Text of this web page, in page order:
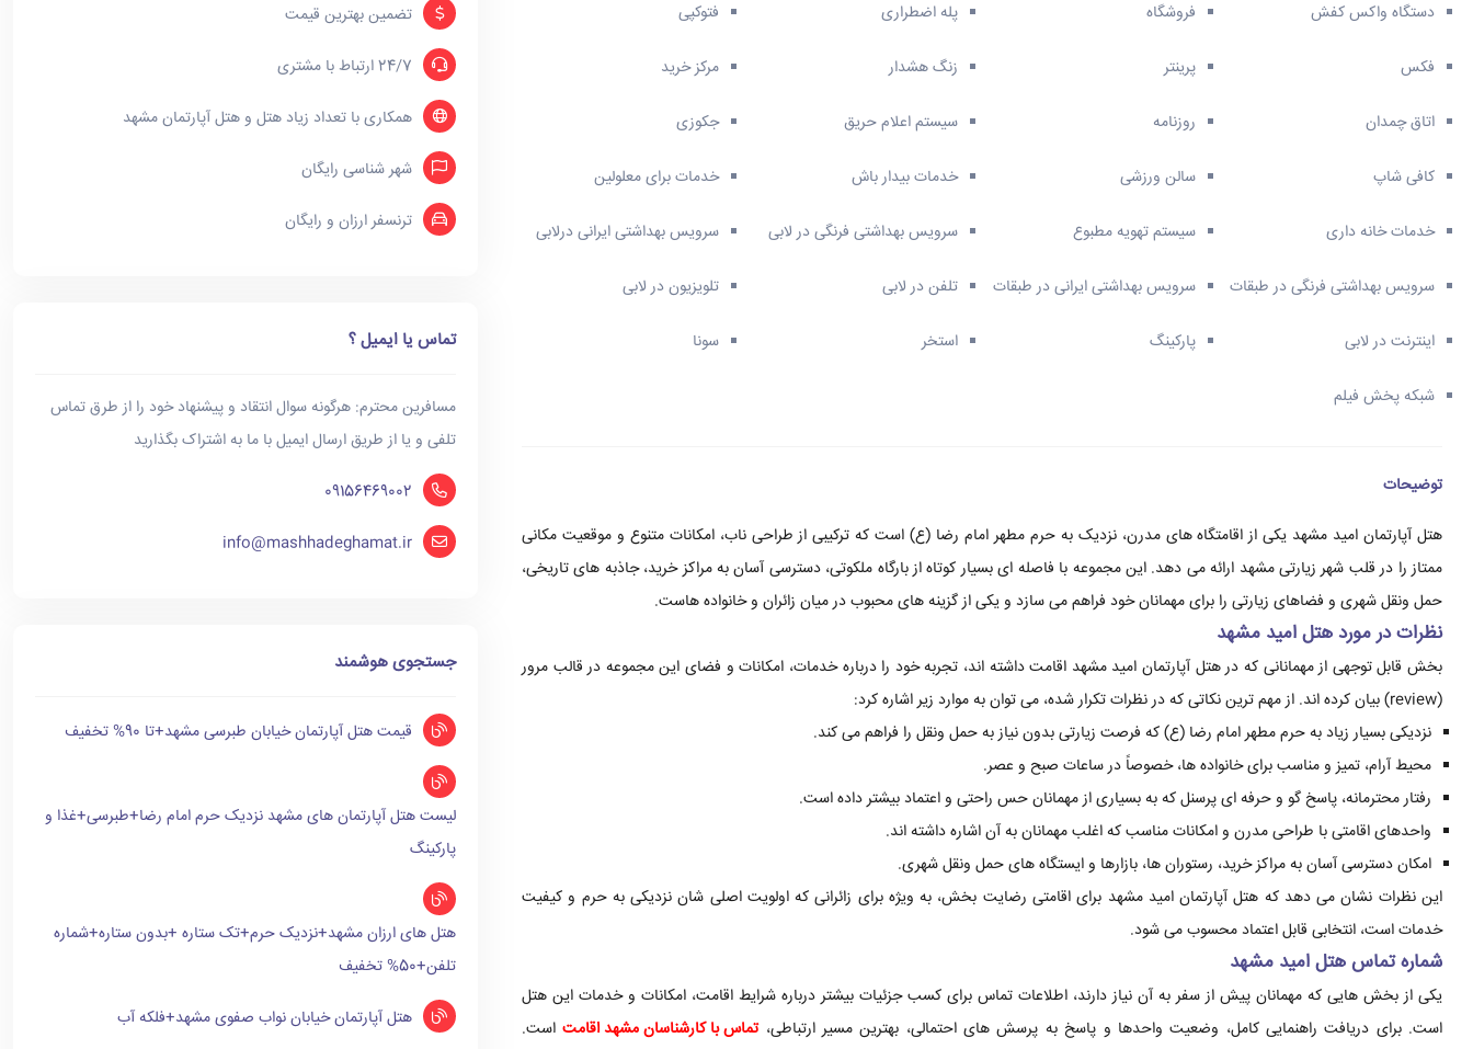
دستگاه واکس کفش فروشگاه پله اضطراری فتوکپی
فکس پرینتر زنگ هشدار مرکز خرید
اتاق چمدان روزنامه سیستم اعلام حریق جکوزی
کافی شاپ سالن ورزشی خدمات بیدار باش خدمات برای معلولین
خدمات خانه داری سیستم تهویه مطبوع سرویس بهداشتی فرنگی در لابی سرویس بهداشتی ایرانی درلابی
سرویس بهداشتی فرنگی در طبقات سرویس بهداشتی ایرانی در طبقات تلفن در لابی تلویزیون در لابی
اینترنت در لابی پارکینگ استخر سونا
شبکه پخش فیلم
توضیحات
هتل آپارتمان امید مشهد یکی از اقامتگاه های مدرن، نزدیک به حرم مطهر امام رضا (ع) است که ترکیبی از طراحی ناب، امکانات متنوع و موقعیت مکانی
ممتاز را در قلب شهر زیارتی مشهد ارائه می دهد. این مجموعه با فاصله ای بسیار کوتاه از بارگاه ملکوتی، دسترسی آسان به مراکز خرید، جاذبه های تاریخی،
حمل ونقل شهری و فضاهای زیارتی را برای مهمانان خود فراهم می سازد و یکی از گزینه های محبوب در میان زائران و خانواده هاست.
نظرات در مورد هتل امید مشهد
بخش قابل توجهی از مهمانانی که در هتل آپارتمان امید مشهد اقامت داشته اند، تجربه خود را درباره خدمات، امکانات و فضای این مجموعه در قالب مرور
(review) بیان کرده اند. از مهم ترین نکاتی که در نظرات تکرار شده، می توان به موارد زیر اشاره کرد:
نزدیکی بسیار زیاد به حرم مطهر امام رضا (ع) که فرصت زیارتی بدون نیاز به حمل ونقل را فراهم می کند.
محیط آرام، تمیز و مناسب برای خانواده ها، خصوصاً در ساعات صبح و عصر.
رفتار محترمانه، پاسخ گو و حرفه ای پرسنل که به بسیاری از مهمانان حس راحتی و اعتماد بیشتر داده است.
واحدهای اقامتی با طراحی مدرن و امکانات مناسب که اغلب مهمانان به آن اشاره داشته اند.
امکان دسترسی آسان به مراکز خرید، رستوران ها، بازارها و ایستگاه های حمل ونقل شهری.
این نظرات نشان می دهد که هتل آپارتمان امید مشهد برای اقامتی رضایت بخش، به ویژه برای زائرانی که اولویت اصلی شان نزدیکی به حرم و کیفیت
خدمات است، انتخابی قابل اعتماد محسوب می شود.
شماره تماس هتل امید مشهد
یکی از بخش هایی که مهمانان پیش از سفر به آن نیاز دارند، اطلاعات تماس برای کسب جزئیات بیشتر درباره شرایط اقامت، امکانات و خدمات این هتل
است. برای دریافت راهنمایی کامل، وضعیت واحدها و پاسخ به پرسش های احتمالی، بهترین مسیر ارتباطی،تماس با کارشناسان مشهد اقامتاست.
تضمین بهترین قیمت
24/7 ارتباط با مشتری
همکاری با تعداد زیاد هتل و هتل آپارتمان مشهد
شهر شناسی رایگان
ترنسفر ارزان و رایگان
تماس یا ایمیل ؟
مسافرین محترم: هرگونه سوال انتقاد و پیشنهاد خود را از طرق تماس
تلفی و یا از طریق ارسال ایمیل با ما به اشتراک بگذارید
09156469002
info@mashhadeghamat.ir
جستجوی هوشمند
قیمت هتل آپارتمان خیابان طبرسی مشهد+تا 90% تخفیف
لیست هتل آپارتمان های مشهد نزدیک حرم امام رضا+طبرسی+غذا و
پارکینگ
هتل های ارزان مشهد+نزدیک حرم+تک ستاره +بدون ستاره+شماره
تلفن+50% تخفیف
هتل آپارتمان خیابان نواب صفوی مشهد+فلکه آب